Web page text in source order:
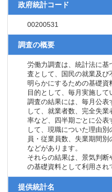
政府統計コード
00200531
調査の概要
労働力調査は、統計法に基
査として、国民の就業及び
明らかにするための基礎資
目的として、毎月実施して
調査の結果には、毎月公表
して、就業者数、完全失業
率など、四半期ごとに公表
して、現職についた理由別
員・従業員数、失業期間別
などがあります。
それらの結果は、景気判断
の基礎資料として利用され
提供統計名